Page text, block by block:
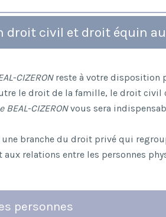
droit civil et droit équin
CIZERONreste à votre disposition
le droit de la famille, le droit civil
BEAL-CIZERONvous sera
branche du droit privé qui
aux relations entre les personnes
personnes